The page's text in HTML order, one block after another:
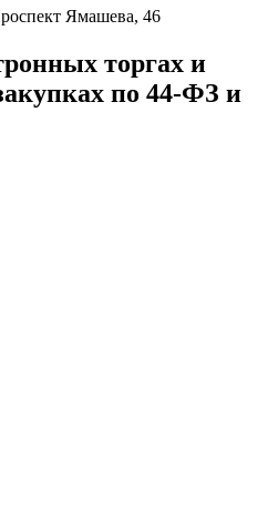
Ямашева, 46
торгах и
по 44-ФЗ и